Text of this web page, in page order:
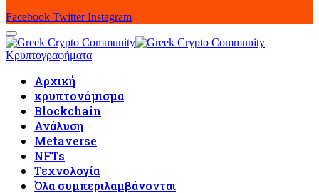
Facebook Twitter Instagram
Κρυπτογραφήματα
Αρχική
κρυπτονόμισμα
Blockchain
Ανάλυση
Metaverse
NFTs
Τεχνολογία
Όλα συμπεριλαμβάνονται